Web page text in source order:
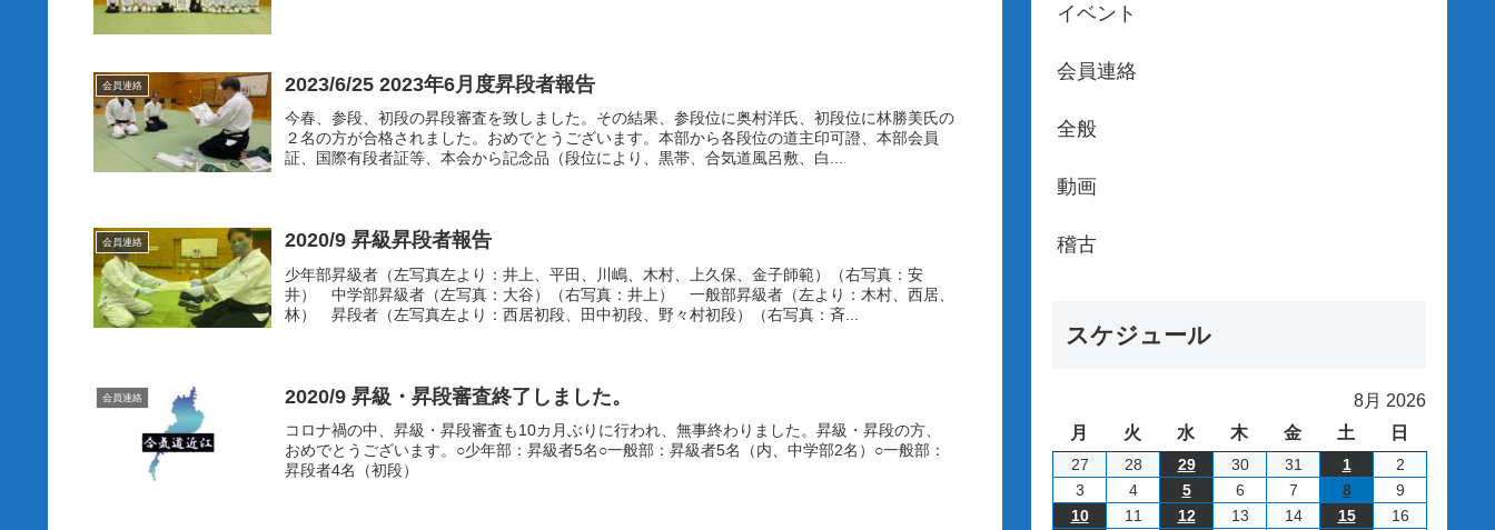
会員連絡 2023/6/25 2023年6月度昇段者報告
今春、参段、初段の昇段審査を致しました。その結果、参段位に奥村洋氏、初段位に林勝美氏の
２名の方が合格されました。おめでとうございます。本部から各段位の道主印可證、本部会員
証、国際有段者証等、本会から記念品（段位により、黒帯、合気道風呂敷、白...
会員連絡 2020/9 昇級昇段者報告
少年部昇級者（左写真左より：井上、平田、川嶋、木村、上久保、金子師範）（右写真：安
井） 中学部昇級者（左写真：大谷）（右写真：井上） 一般部昇級者（左より：木村、西居、
林） 昇段者（左写真左より：西居初段、田中初段、野々村初段）（右写真：斉...
会員連絡 2020/9 昇級・昇段審査終了しました。
コロナ禍の中、昇級・昇段審査も10カ月ぶりに行われ、無事終わりました。昇級・昇段の方、
おめでとうございます。○少年部：昇級者5名○一般部：昇級者5名（内、中学部2名）○一般部：
昇段者4名（初段）
イベント
会員連絡
全般
動画
稽古
スケジュール
8月 2026
月
曜
火
曜
水
曜
木木
曜
金金
土 日
272026/7/27
282026/7/28
292026/7/29
302026/7/30
31 2026/7/31
1 2026/8/1
22026/8/2
32026/8/3
42026/8/4
52026/8/5
62026/8/6
72026/8/7
82026/8/8
92026/8/9
102026/8/10
11 2026/8/11
122026/8/12
132026/8/13
142026/8/14
152026/8/15
162026/8/16